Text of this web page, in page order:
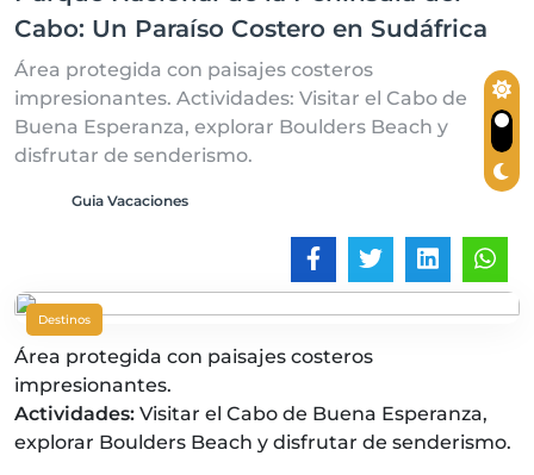
Cabo: Un Paraíso Costero en Sudáfrica
Área protegida con paisajes costeros
impresionantes. Actividades: Visitar el Cabo de
Buena Esperanza, explorar Boulders Beach y
disfrutar de senderismo.
Guia Vacaciones
Destinos
Área protegida con paisajes costeros
impresionantes.
Actividades: Visitar el Cabo de Buena Esperanza,
explorar Boulders Beach y disfrutar de senderismo.